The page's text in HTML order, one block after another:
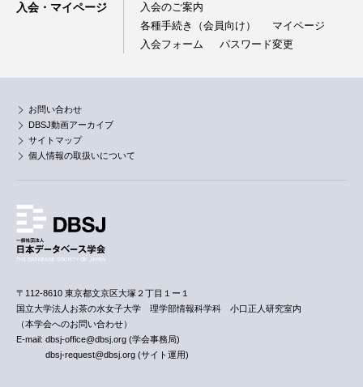
入会・マイページ
入会のご案内
各種手続き（会員向け）
マイページ
入会フォーム
パスワード変更
お問い合わせ
DBSJ動画アーカイブ
サイトマップ
個人情報の取扱いについて
〒112-8610 東京都文京区大塚２丁目１ー１
国立大学法人お茶の水女子大学 理学部情報科学科 小口正人研究室内
（本学会へのお問い合わせ）
E-mail: dbsj-office@dbsj.org (学会事務局)
dbsj-request@dbsj.org (サイト運用)